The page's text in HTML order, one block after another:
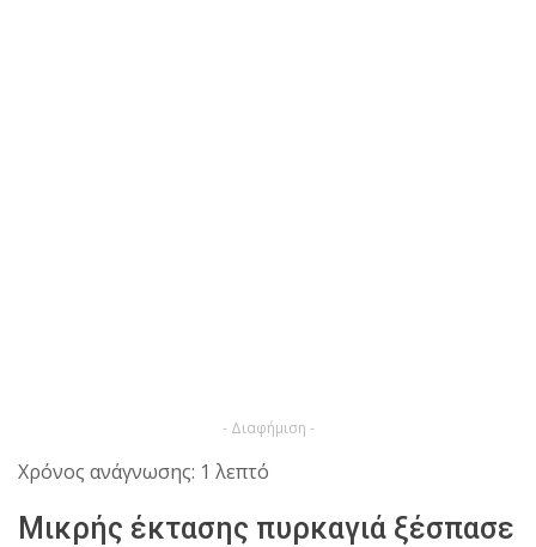
- Διαφήμιση -
Χρόνος ανάγνωσης: 1 λεπτό
Μικρής έκτασης πυρκαγιά ξέσπασε